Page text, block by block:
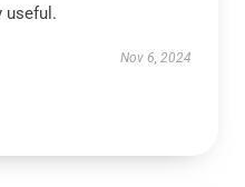
useful.
Nov 6, 2024